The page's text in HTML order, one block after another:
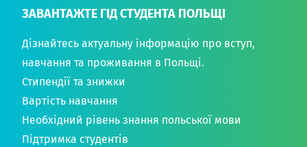
ЗАВАНТАЖТЕ ГІД СТУДЕНТА ПОЛЬЩІ
Дізнайтесь актуальну інформацію про вступ,
навчання та проживання в Польщі.
Стипендії та знижки
Вартість навчання
Необхідний рівень знання польської мови
Підтримка студентів